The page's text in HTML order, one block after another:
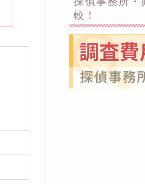
⇒不倫調査の料金の相
⇒【調査料金事例一覧
がかかるのか？